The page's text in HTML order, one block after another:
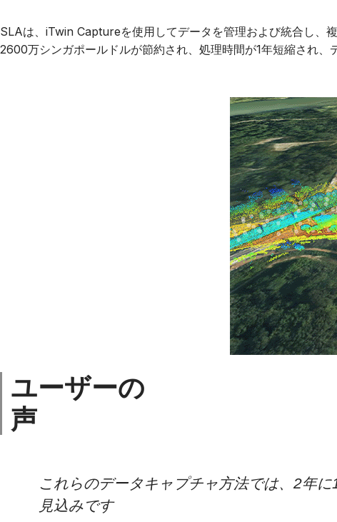
SLAは、iTwin Captureを使用してデータを管理および統合し、
2600万シンガポールドルが節約され、処理時間が1年短縮され
ユーザーの
声
これらのデータキャプチャ方法では、2年
見込みです